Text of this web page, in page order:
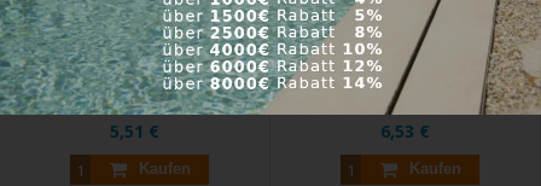
Auch Teichfische schätzen ein
schmackhaftes ...
Produktcode:88710
5,51 €
Kaufen
In 5 Tagen
Der Super Mix, der sie alle glücklich
macht ...
Produktcode:
6,53 €
Kaufen
In 5 Tagen